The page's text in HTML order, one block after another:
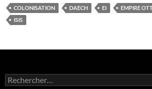
COLONISATION DAECH EI EMPIRE
ISIS
Rechercher :